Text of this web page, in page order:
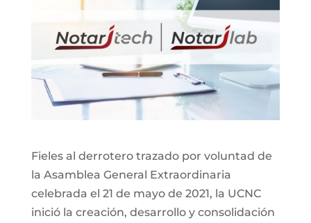
Fieles al derrotero trazado por voluntad de
la Asamblea General Extraordinaria
celebrada el 21 de mayo de 2021, la UCNC
inició la creación, desarrollo y consolidación